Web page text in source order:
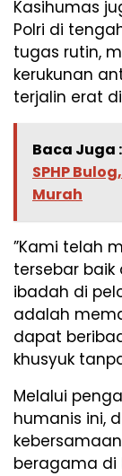
​Kasihumas
Polri di
tugas rutin,
kerukunan
terjalin erat
Baca Juga :
SPHP
Murah
​”Kami telah
tersebar
ibadah di
adalah
dapat
khusyuk
​Melalui
humanis ini,
beragama di